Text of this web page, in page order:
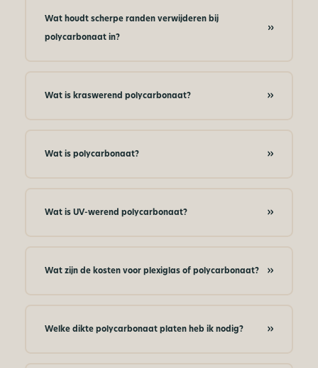
Wat houdt scherpe randen verwijderen bij
polycarbonaat in?
Wat is kraswerend polycarbonaat?
Wat is polycarbonaat?
Wat is UV-werend polycarbonaat?
Wat zijn de kosten voor plexiglas of polycarbonaat?
Welke dikte polycarbonaat platen heb ik nodig?